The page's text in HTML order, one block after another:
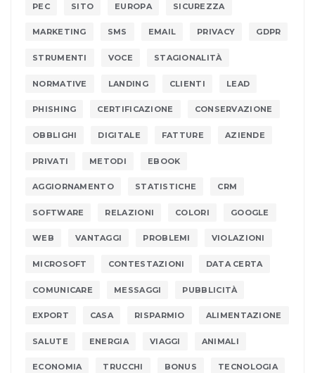
PEC SITO EUROPA SICUREZZA
MARKETING SMS EMAIL PRIVACY GDPR
STRUMENTI VOCE STAGIONALITÀ
NORMATIVE LANDING CLIENTI LEAD
PHISHING CERTIFICAZIONE CONSERVAZIONE
OBBLIGHI DIGITALE FATTURE AZIENDE
PRIVATI METODI EBOOK
AGGIORNAMENTO STATISTICHE CRM
SOFTWARE RELAZIONI COLORI GOOGLE
WEB VANTAGGI PROBLEMI VIOLAZIONI
MICROSOFT CONTESTAZIONI DATA CERTA
COMUNICARE MESSAGGI PUBBLICITÀ
EXPORT CASA RISPARMIO ALIMENTAZIONE
SALUTE ENERGIA VIAGGI ANIMALI
ECONOMIA TRUCCHI BONUS TECNOLOGIA